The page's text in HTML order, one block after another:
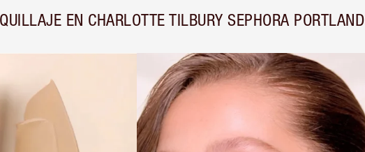
EN CHARLOTTE TILBURY SEPHORA PORTLAND